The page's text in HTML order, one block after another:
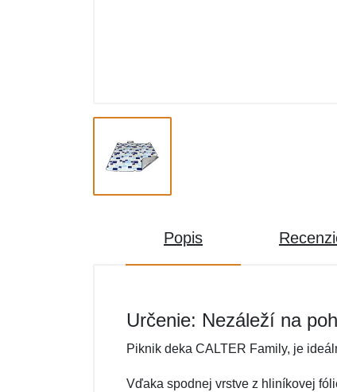
Popis
Určenie: Nezáleží na
Piknik deka CALTER Family, je
Vďaka spodnej vrstve z hliníkovej